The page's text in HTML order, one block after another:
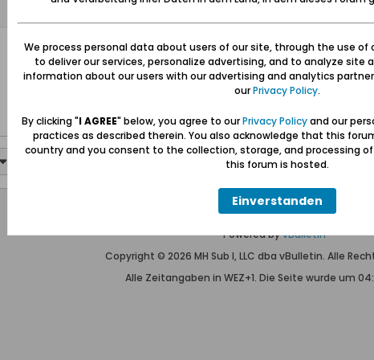
Keine Themen gefunden oder du bist nicht
Nurregistrierte Benutzer können alles
Wolfgang Naujocks MMXXVI
Powered byvBulletin®
Copyright © 2026 MH Sub I, LLC dba vBulletin. Alle
Alle Zeitangaben in WEZ+1. Die Seite wurde um
We process personal data about users of our site, through the use of
to deliver our services, personalize advertising, and to analyze site
information about our users with our advertising and analytics
ourPrivacy Policy.
By clicking "I AGREE" below, you agree to ourPrivacy Policyand our
practices as described therein. You also acknowledge that this
country and you consent to the collection, storage, and processing
this forum is hosted.
Einverstanden